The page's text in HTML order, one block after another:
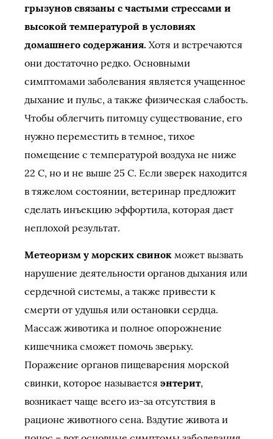
грызунов связаны с частыми стрессами и
высокой температурой в условиях
домашнего содержания. Хотя и встречаются
они достаточно редко. Основными
симптомами заболевания является учащенное
дыхание и пульс, а также физическая слабость.
Чтобы облегчить питомцу существование, его
нужно переместить в темное, тихое
помещение с температурой воздуха не ниже
22 С, но и не выше 25 С. Если зверек находится
в тяжелом состоянии, ветеринар предложит
сделать инъекцию эффортила, которая дает
неплохой результат.
Метеоризм у морских свинок может вызвать
нарушение деятельности органов дыхания или
сердечной системы, а также привести к
смерти от удушья или остановки сердца.
Массаж животика и полное опорожнение
кишечника сможет помочь зверьку.
Поражение органов пищеварения морской
свинки, которое называется энтерит,
возникает чаще всего из-за отсутствия в
рационе животного сена. Вздутие живота и